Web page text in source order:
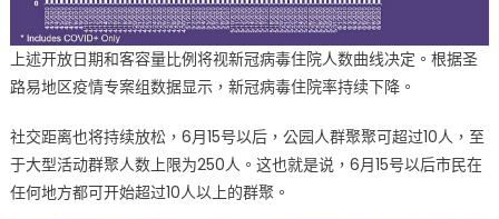
上述开放日期和客容量比例将视新冠病毒住院人数曲线决定。根据圣
路易地区疫情专案组数据显示，新冠病毒住院率持续下降。
社交距离也将持续放松，6月15号以后，公园人群聚聚可超过10人，至
于大型活动群聚人数上限为250人。这也就是说，6月15号以后市民在
任何地方都可开始超过10人以上的群聚。